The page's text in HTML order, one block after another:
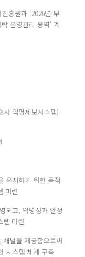
흥원과 '2026년 부
운영관리 용역' 계
사 익명제보시스템)
유지하기 위한 목적
마련
되고, 익명성과 안정
템 마련
널을 제공함으로써
시스템 체계 구축